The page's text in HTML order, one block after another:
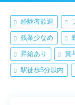
経験者歓迎
残業少なめ
昇給あり 賞
駅徒歩5分以内